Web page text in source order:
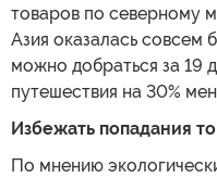
товаров по северному
Азия оказалась совсем
можно добраться за 19
путешествия на 30%
Избежать попадания
По мнению